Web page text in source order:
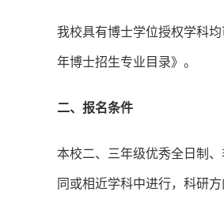
我校具有博士学位授权学科
年博士招生专业目录》。
二、报名条件
本校二、三年级优秀全日制
同或相近学科中进行，科研方